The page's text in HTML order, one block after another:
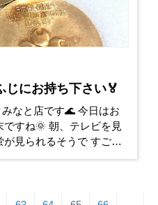
じにお持ち下さい🏅
なと店です🌊 今日はお
すね🌞 朝、テレビを見
見られるそうで すごく
✨ 実は蛍を見たくて毎